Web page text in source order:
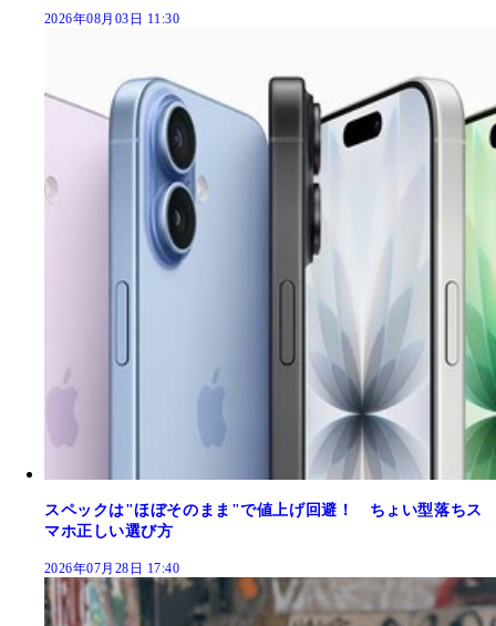
2026年08月03日 11:30
スペックは"ほぼそのまま"で値上げ回避！ ちょい型落ちス
マホ正しい選び方
2026年07月28日 17:40